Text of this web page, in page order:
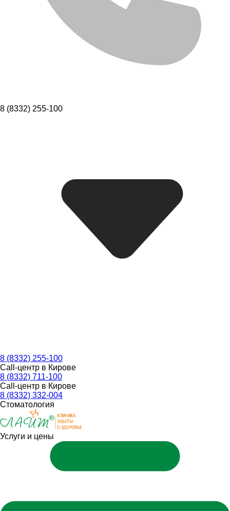
8 (8332) 255-100
8 (8332) 255-100
Call-центр в Кирове
8 (8332) 711-100
Call-центр в Кирове
8 (8332) 332-004
Стоматология
Услуги и цены